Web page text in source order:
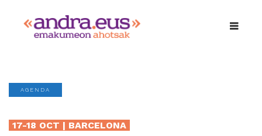
AGENDA
17-18 OCT | BARCELONA